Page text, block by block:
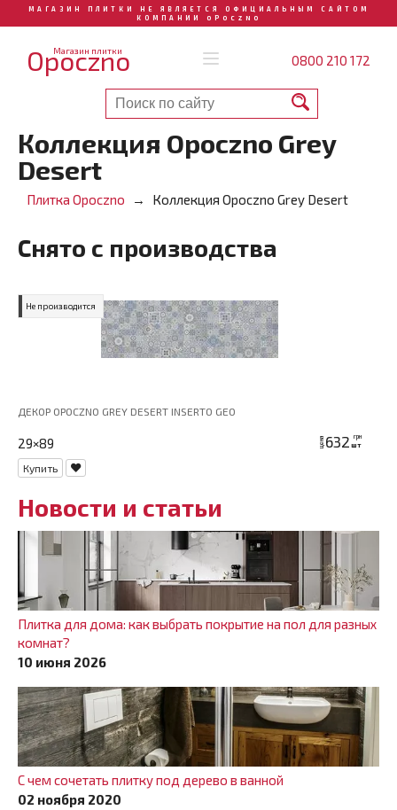
МАГАЗИН ПЛИТКИ НЕ ЯВЛЯЕТСЯ ОФИЦИАЛЬНЫМ САЙТОМ
КОМПАНИИ OPOCZNO
Магазин плитки
Opoczno 0800 210 172
Коллекция Opoczno Grey
Desert
Плитка Opoczno Коллекция Opoczno Grey Desert
Снято с производства
Не производится
ДЕКОР OPOCZNO GREY DESERT INSERTO GEO
29×89 цена 632 грн
шт
Купить
Новости и статьи
Плитка для дома: как выбрать покрытие на пол для разных
комнат?
10 июня 2026
С чем сочетать плитку под дерево в ванной
02 ноября 2020